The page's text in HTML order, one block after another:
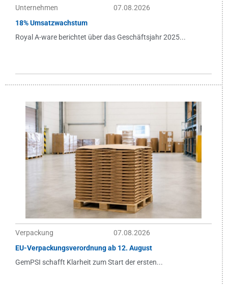
Unternehmen
07.08.2026
18% Umsatzwachstum
Royal A-ware berichtet über das Geschäftsjahr 2025...
Verpackung
07.08.2026
EU-Verpackungsverordnung ab 12. August
GemPSI schafft Klarheit zum Start der ersten...